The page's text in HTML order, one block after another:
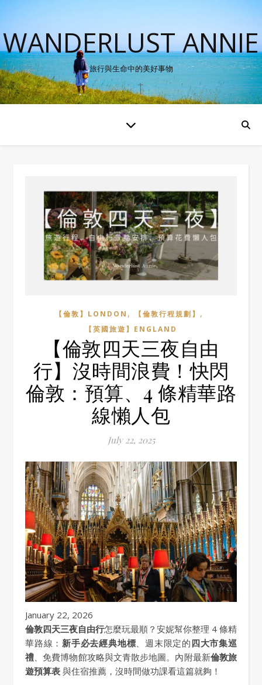
WANDERLUST ANNIE
旅行與生命中的美好事物
【倫敦】LONDON , 【倫敦行程規劃】 ,
【英國旅遊】ENGLAND
【倫敦四天三夜自由
行】沒時間浪費！快閃
倫敦：預算、4 條精華路
線懶人包
July 22, 2025
January 22, 2026
倫敦四天三夜自由行怎麼玩最順？安妮幫你整理 4 條精
華路線：新手必去經典地標、週末限定的四大市集巡
禮、免費博物館攻略與文青散步地圖。內附最新倫敦旅
遊預算表 與住宿推薦，沒時間做功課看這篇就夠！